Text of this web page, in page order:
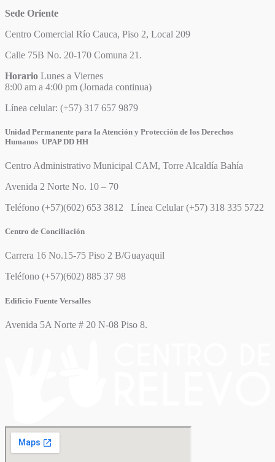
Sede Oriente
Centro Comercial Río Cauca, Piso 2, Local 209
Calle 75B No. 20-170 Comuna 21.
Horario Lunes a Viernes
8:00 am a 4:00 pm (Jornada continua)
Línea celular: (+57) 317 657 9879
Unidad Permanente para la Atención y Protección de los Derechos
Humanos UPAP DD HH
Centro Administrativo Municipal CAM, Torre Alcaldía Bahía
Avenida 2 Norte No. 10 – 70
Teléfono (+57)(602) 653 3812 Línea Celular (+57) 318 335 5722
Centro de Conciliación
Carrera 16 No.15-75 Piso 2 B/Guayaquil
Teléfono (+57)(602) 885 37 98
Edificio Fuente Versalles
Avenida 5A Norte # 20 N-08 Piso 8.